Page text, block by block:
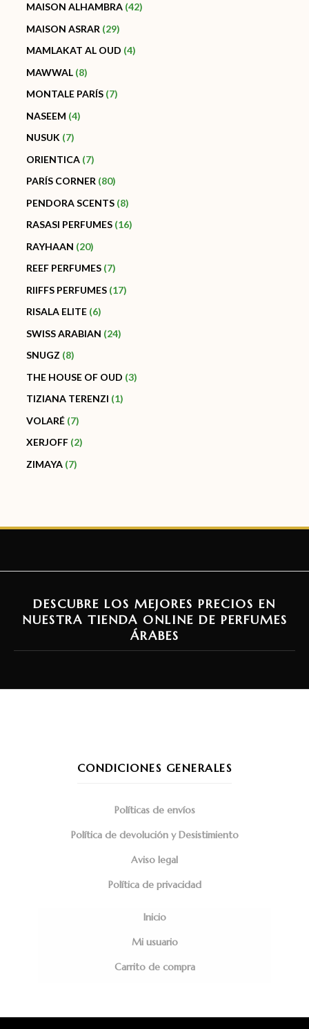
MAISON ALHAMBRA 42
MAISON ASRAR 29
MAMLAKAT AL OUD 4
MAWWAL 8
MONTALE PARÍS 7
NASEEM 4
NUSUK 7
ORIENTICA 7
PARÍS CORNER 80
PENDORA SCENTS 8
RASASI PERFUMES 16
RAYHAAN 20
REEF PERFUMES 7
RIIFFS PERFUMES 17
RISALA ELITE 6
SWISS ARABIAN 24
SNUGZ 8
THE HOUSE OF OUD 3
TIZIANA TERENZI 1
VOLARÉ 7
XERJOFF 2
ZIMAYA 7
DESCUBRE LOS MEJORES PRECIOS EN
NUESTRA TIENDA ONLINE DE PERFUMES
ÁRABES
CONDICIONES GENERALES
Políticas de envíos
Política de devolución y Desistimiento
Aviso legal
Política de privacidad
Inicio
Mi usuario
Carrito de compra